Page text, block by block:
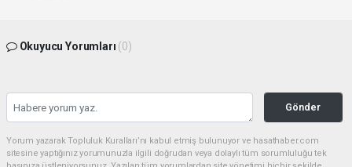
Okuyucu Yorumları (0)
Gönder
Yorum yazarak Topluluk Kuralları’nı kabul etmiş bulunuyor ve hasathaber.com
sitesine yaptığınız yorumunuzla ilgili doğrudan veya dolaylı tüm sorumluluğu tek